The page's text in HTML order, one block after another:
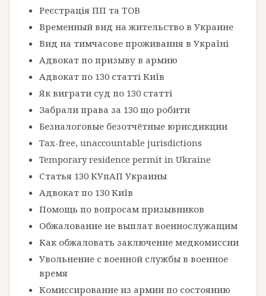
Реєстрація ПП та ТОВ
Временный вид на жительство в Украине
Вид на тимчасове проживання в Україні
Адвокат по призыву в армию
Адвокат по 130 статті Київ
Як виграти суд по 130 статті
Забрали права за 130 що робити
Безналоговые безотчётные юрисдикции
Tax-free, unaccountable jurisdictions
Temporary residence permit in Ukraine
Статья 130 КУпАП Украины
Адвокат по 130 Київ
Помощь по вопросам призывников
Обжалование не выплат военнослужащим
Как обжаловать заключение медкомиссии
Увольнение с военной службы в военное
время
Комиссирование из армии по состоянию